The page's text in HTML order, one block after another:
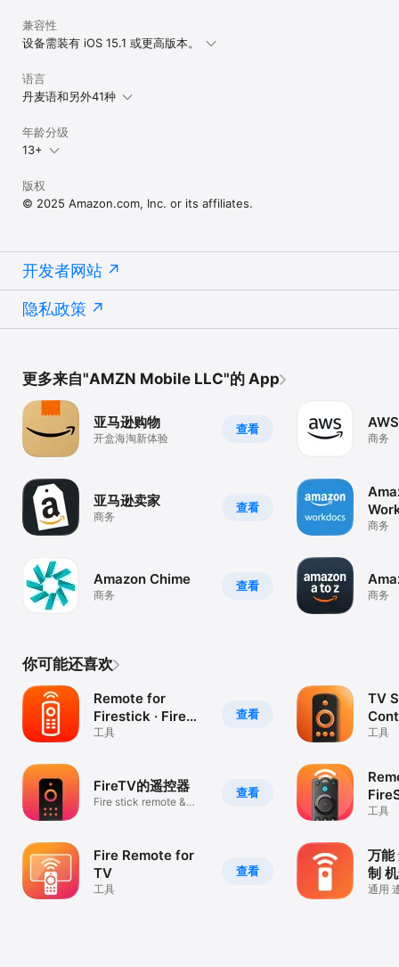
兼容性
设备需装有 iOS 15.1 或更高版本。
语言
丹麦语和另外41种
年龄分级
13+
版权
© 2025 Amazon.com, Inc. or its affiliates.
开发者网站
隐私政策
更多来自"AMZN Mobile LLC"的 App
查看
亚马逊购物
开盒海淘新体验
查看
亚马逊卖家
商务
查看
Amazon Chime
商务
商务
商务
商务
你可能还喜欢
查看
Remote for
Firestick · Fire
TV
工具
查看
FireTV的遥控器
Fire stick remote &
查看
Fire Remote for
TV
工具
TV
工具
工具
万能
制
Fire
通用